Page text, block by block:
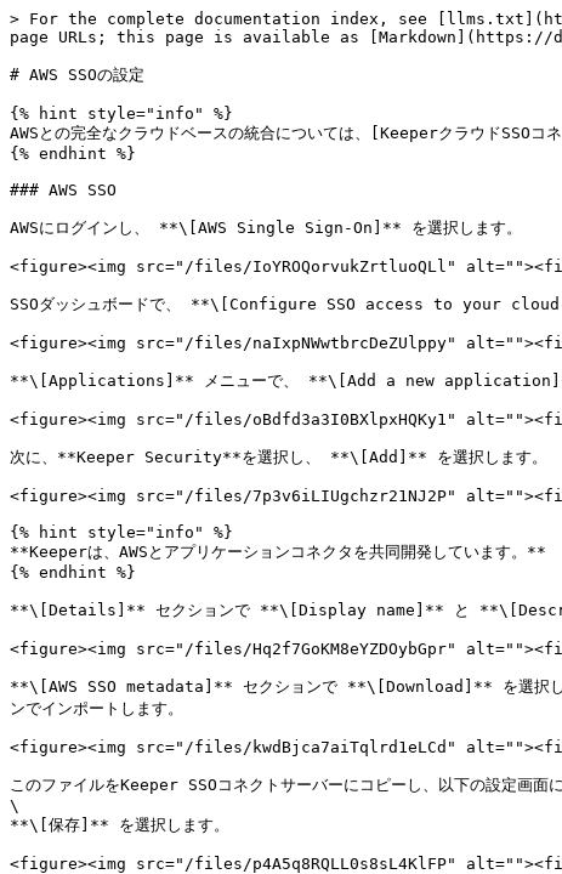
> For the complete documentation index, see
page URLs; this page is available as
# AWS SSOの設定
{% hint style="info" %}
AWSとの完全なクラウドベースの統合については、[Keeperクラウ
{% endhint %}
### AWS SSO
AWSにログインし、 **\[AWS Single Sign-On]** を選択します。
<figure><img src="/files/IoYROQorvukZrtluoQLl"
SSOダッシュボードで、 **\[Configure SSO access to your
<figure><img src="/files/naIxpNWwtbrcDeZUlppy"
**\[Applications]** メニューで、 **\[Add a new application]**
<figure><img src="/files/oBdfd3a3I0BXlpxHQKy1"
次に、**Keeper Security**を選択し、 **\[Add]** を選択します。
<figure><img src="/files/7p3v6iLIUgchzr21NJ2P"
{% hint style="info" %}
**Keeperは、AWSとアプリケーションコネクタを共同開発しています。**
{% endhint %}
**\[Details]** セクションで **\[Display name]** と
<figure><img src="/files/Hq2f7GoKM8eYZDOybGpr"
**\[AWS SSO metadata]** セクションで **\[Download]** を選択して
ンでインポートします。
<figure><img src="/files/kwdBjca7aiTqlrd1eLCd"
このファイルをKeeper SSOコネクトサーバーにコピーし、以下の設定画
\
**\[保存]** を選択します。
<figure><img src="/files/p4A5q8RQLL0s8sL4KlFP"